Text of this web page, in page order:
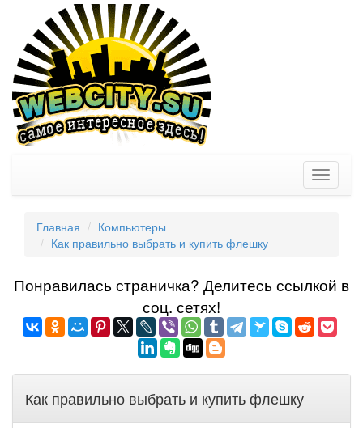
Toggle
Главная
Компьютеры
Как правильно выбрать и купить флешку
Понравилась страничка? Делитеcь ссылкой в
соц. сетях!
Как правильно выбрать и купить флешку